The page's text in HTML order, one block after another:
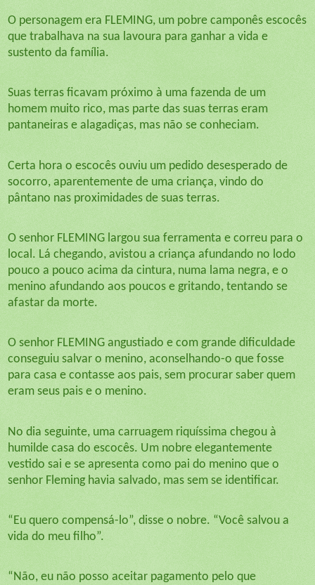
O personagem era FLEMING, um pobre camponês escocês
que trabalhava na sua lavoura para ganhar a vida e
sustento da família.
Suas terras ficavam próximo à uma fazenda de um
homem muito rico, mas parte das suas terras eram
pantaneiras e alagadiças, mas não se conheciam.
Certa hora o escocês ouviu um pedido desesperado de
socorro, aparentemente de uma criança, vindo do
pântano nas proximidades de suas terras.
O senhor FLEMING largou sua ferramenta e correu para o
local. Lá chegando, avistou a criança afundando no lodo
pouco a pouco acima da cintura, numa lama negra, e o
menino afundando aos poucos e gritando, tentando se
afastar da morte.
O senhor FLEMING angustiado e com grande dificuldade
conseguiu salvar o menino, aconselhando-o que fosse
para casa e contasse aos pais, sem procurar saber quem
eram seus pais e o menino.
No dia seguinte, uma carruagem riquíssima chegou à
humilde casa do escocês. Um nobre elegantemente
vestido sai e se apresenta como pai do menino que o
senhor Fleming havia salvado, mas sem se identificar.
“Eu quero compensá-lo”, disse o nobre. “Você salvou a
vida do meu filho”.
“Não, eu não posso aceitar pagamento pelo que